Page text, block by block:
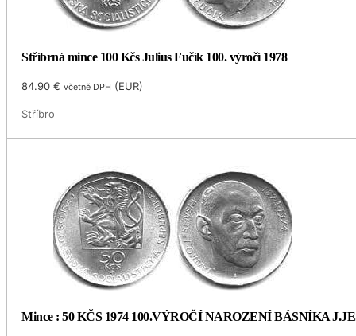
Stříbrná mince 100 Kčs Julius Fučík 100. výročí 1978
84.90€ včetně DPH (EUR)
Stříbro
Mince : 50 KČS 1974 100.VÝROČÍ NAROZENÍ BÁSNÍKA